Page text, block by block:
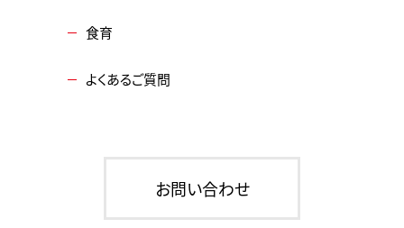
食育
よくあるご質問
お問い合わせ